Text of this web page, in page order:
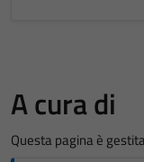
A cura di
Questa pagina è